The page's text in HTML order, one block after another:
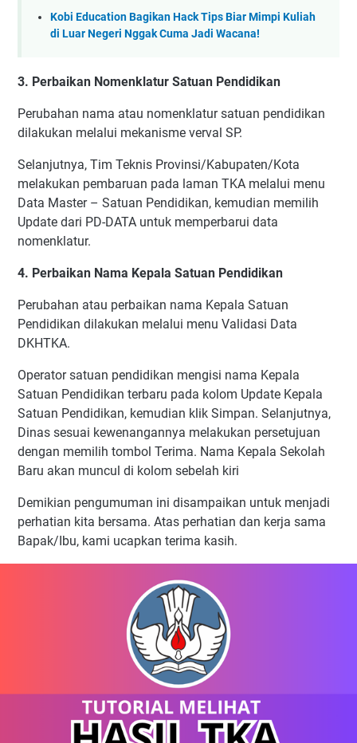
Kobi Education Bagikan Hack Tips Biar Mimpi Kuliah
di Luar Negeri Nggak Cuma Jadi Wacana!
3. Perbaikan Nomenklatur Satuan Pendidikan
Perubahan nama atau nomenklatur satuan pendidikan
dilakukan melalui mekanisme verval SP.
Selanjutnya, Tim Teknis Provinsi/Kabupaten/Kota
melakukan pembaruan pada laman TKA melalui menu
Data Master – Satuan Pendidikan, kemudian memilih
Update dari PD-DATA untuk memperbarui data
nomenklatur.
4. Perbaikan Nama Kepala Satuan Pendidikan
Perubahan atau perbaikan nama Kepala Satuan
Pendidikan dilakukan melalui menu Validasi Data
DKHTKA.
Operator satuan pendidikan mengisi nama Kepala
Satuan Pendidikan terbaru pada kolom Update Kepala
Satuan Pendidikan, kemudian klik Simpan. Selanjutnya,
Dinas sesuai kewenangannya melakukan persetujuan
dengan memilih tombol Terima. Nama Kepala Sekolah
Baru akan muncul di kolom sebelah kiri
Demikian pengumuman ini disampaikan untuk menjadi
perhatian kita bersama. Atas perhatian dan kerja sama
Bapak/Ibu, kami ucapkan terima kasih.